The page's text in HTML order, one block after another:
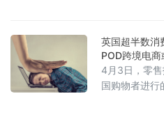
制裁解除及被
员向路透社证
阅，不会接受
会以“临时停
英国超半数消
POD跨境电
4月3日，零
国购物者进行
额”规则，以